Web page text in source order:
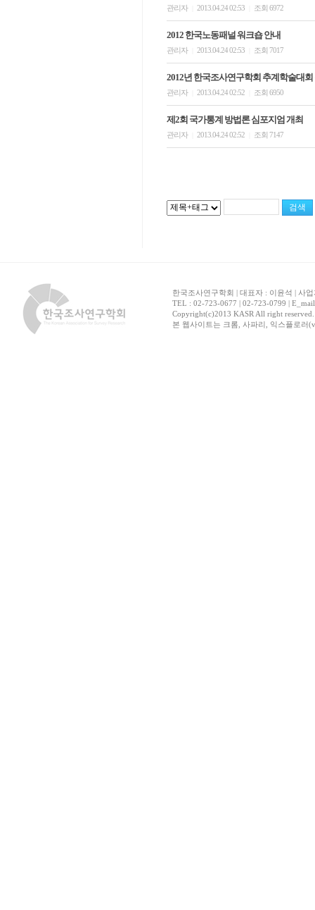
관리자 2013.04.24 02:53 조회 6972
2012 한국노동패널 워크숍 안내
관리자 2013.04.24 02:53 조회 7017
2012년 한국조사연구학회 추계학술대회
관리자 2013.04.24 02:52 조회 6950
제2회 국가통계 방법론 심포지엄 개최
관리자 2013.04.24 02:52 조회 7147
한국조사연구학회 | 대표자 : 이윤석 | 사
TEL : 02-723-0677 | 02-723-0799 | E_mail
Copyright(c)2013 KASR All right
본 웹사이트는 크롬, 사파리, 익스플로러